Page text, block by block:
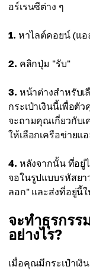
อร์เรนซีต่าง ๆ
1. หาไลต์คอยน์ (แ
2. คลิกปุ่ม "รับ"
3. หน้าต่างสำหรับ
กระเป๋าเงินนี้เพื่อตั
จะถามคุณเกี่ยวกับ
ให้เลือกเครือข่ายแ
4. หลังจากนั้น ที่อ
จอในรูปแบบรหัสย
ลอก" และส่งที่อยู่นี้
จะทำธุรกรร
อย่างไร?
เมื่อคุณมีกระเป๋าเ